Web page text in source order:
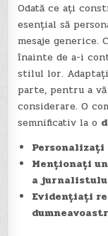
Odată ce ați
esențial să
mesaje generice.
înainte de a-i
stilul lor. Adaptați
parte, pentru a
considerare. O
semnificativ la o
Menționați
a
Evidențiați